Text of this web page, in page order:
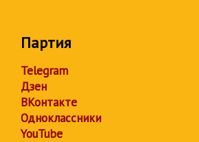
Партия
Telegram
Дзен
ВКонтакте
Одноклассники
YouTube